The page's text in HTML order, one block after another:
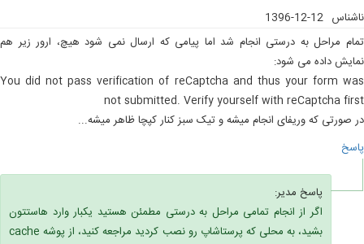
ناشناس 1396-12-12
تمام مراحل به درستی انجام شد اما پیامی که ارسال نمی شود هیچ، ارور زیر هم
نمایش داده می شود:
You did not pass verification of reCaptcha and thus your form was
not submitted. Verify yourself with reCaptcha first
در صورتی که وریفای انجام میشه و تیک سبز کنار کپچا ظاهر میشه...
پاسخ
پاسخ مدیر:
اگر از انجام تمامی مراحل به درستی مطمئن هستید یکبار وارد هاستتون
بشید، به محلی که پرستاشاپ رو نصب کردید مراجعه کنید، از پوشه cache